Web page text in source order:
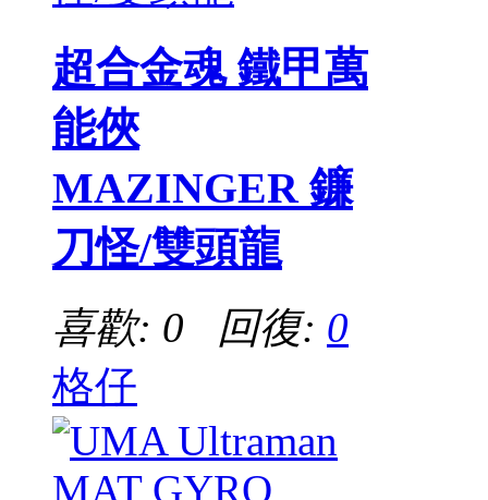
超合金魂 鐵甲萬
能俠
MAZINGER 鐮
刀怪/雙頭龍
喜歡: 0 回復: 0
格仔